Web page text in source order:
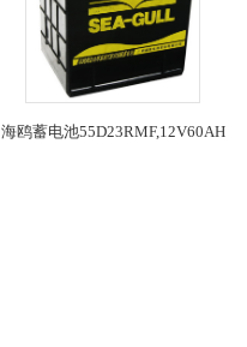
海鸥蓄电池55D23RMF,12V60AH